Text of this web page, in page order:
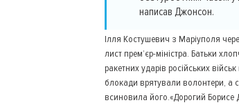
написав Джонсон.
Ілля Костушевич з Маріуполя
лист прем’єр-міністра. Батьки
ракетних ударів російських
блокади врятували волонтери, а
всиновила його.«Дорогий